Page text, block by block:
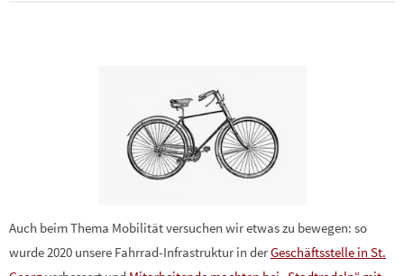
Auch beim Thema Mobilität versuchen wir etwas zu bewegen: so
wurde 2020 unsere Fahrrad-Infrastruktur in derGeschäftsstelle in St.